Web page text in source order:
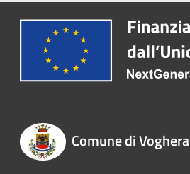
Comune di Voghera